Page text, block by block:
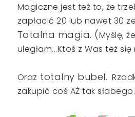
Magiczne jest też to, że
zapłacić 20 lub nawet 30
Totalna magia. (Myślę,
uległam...Ktoś z Was też się
Oraz totalny bubel.
zakupić coś AŻ tak słabego.